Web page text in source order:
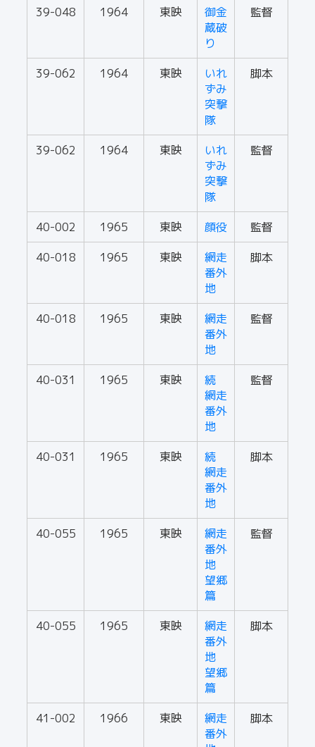
39-048 1964 東映
御金
蔵破
り
監督
39-062 1964 東映
いれ
ずみ
突撃
隊
脚本
39-062 1964 東映
いれ
ずみ
突撃
隊
監督
40-002 1965 東映 顔役
監督
40-018
1965 東映
網走
番外
地
脚本
40-018 1965 東映
網走
番外
地
監督
40-031 1965 東映
続
網走
番外
地
監督
40-031 1965 東映
続
網走
番外
地
脚本
40-055 1965 東映
網走
番外
地
望郷
篇
監督
40-055 1965 東映
網走
番外
地
望郷
篇
脚本
41-002 1966 東映
網走
番外
脚本